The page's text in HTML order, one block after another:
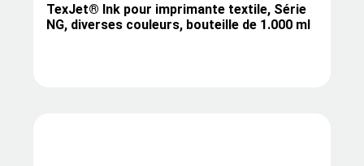
TexJet® Ink pour imprimante textile, Série
NG, diverses couleurs, bouteille de 1.000 ml